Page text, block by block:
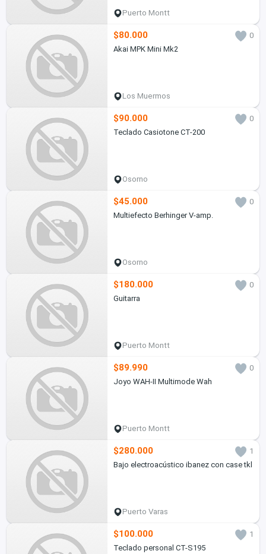
Puerto Montt
$80.000
0
Akai MPK Mini Mk2
Los Muermos
$90.000
0
Teclado Casiotone CT-200
Osorno
$45.000
0
Multiefecto Berhinger V-amp.
Osorno
$180.000
0
Guitarra
Puerto Montt
$89.990
0
Joyo WAH-II Multimode Wah
Puerto Montt
$280.000
1
Bajo electroacústico ibanez con case tkl
Puerto Varas
$100.000
1
Teclado personal CT-S195